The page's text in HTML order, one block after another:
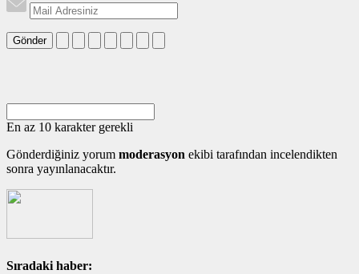
Gönder
En az 10 karakter gerekli
Gönderdiğiniz yorum moderasyon ekibi tarafından incelendikten
sonra yayınlanacaktır.
Sıradaki haber: